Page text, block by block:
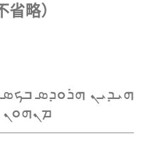
略）
ܗܝܕܝܢ ܗܪܘܕܣ
ܡܢܗܘܢ